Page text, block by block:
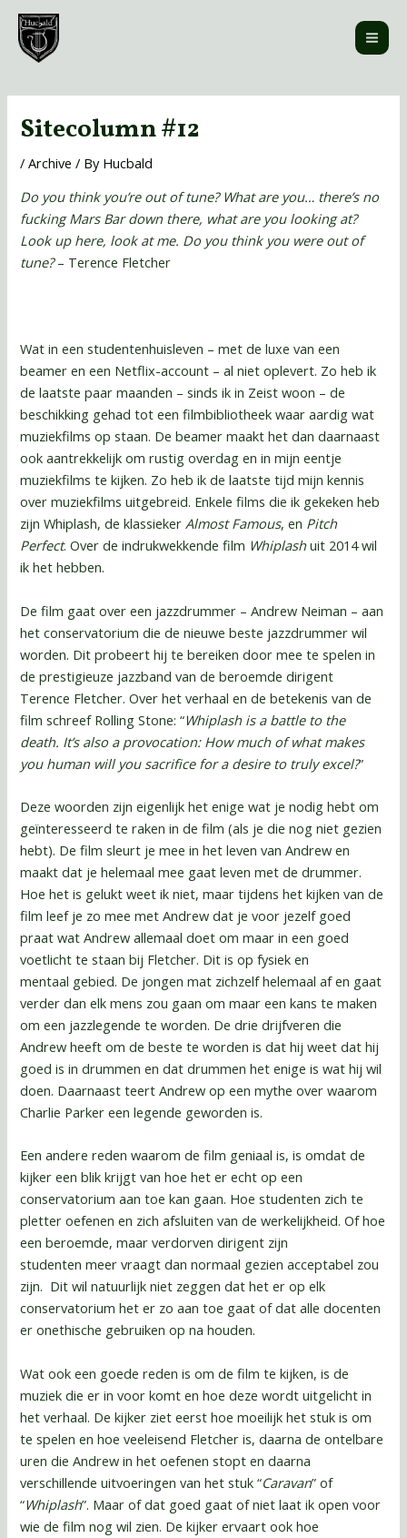
Skip
content
Sitecolumn #12
/Archive / By Hucbald
Do you think you’re out of tune? What are you… there’s no
fucking Mars Bar down there, what are you looking at?
Look up here, look at me. Do you think you were out of
tune?– Terence Fletcher
Wat in een studentenhuisleven – met de luxe van een
beamer en een Netflix-account – al niet oplevert. Zo heb ik
de laatste paar maanden – sinds ik in Zeist woon – de
beschikking gehad tot een filmbibliotheek waar aardig wat
muziekfilms op staan. De beamer maakt het dan daarnaast
ook aantrekkelijk om rustig overdag en in mijn eentje
muziekfilms te kijken. Zo heb ik de laatste tijd mijn kennis
over muziekfilms uitgebreid. Enkele films die ik gekeken heb
zijn Whiplash, de klassiekerAlmost Famous, en Pitch
Perfect. Over de indrukwekkende film Whiplashuit 2014 wil
ik het hebben.
De film gaat over een jazzdrummer – Andrew Neiman – aan
het conservatorium die de nieuwe beste jazzdrummer wil
worden. Dit probeert hij te bereiken door mee te spelen in
de prestigieuze jazzband van de beroemde dirigent
Terence Fletcher. Over het verhaal en de betekenis van de
film schreef Rolling Stone: “Whiplash is a battle to the
death. It’s also a provocation: How much of what makes
you human will you sacrifice for a desire to truly excel?”
Deze woorden zijn eigenlijk het enige wat je nodig hebt om
geïnteresseerd te raken in de film (als je die nog niet gezien
hebt). De film sleurt je mee in het leven van Andrew en
maakt dat je helemaal mee gaat leven met de drummer.
Hoe het is gelukt weet ik niet, maar tijdens het kijken van de
film leef je zo mee met Andrew dat je voor jezelf goed
praat wat Andrew allemaal doet om maar in een goed
voetlicht te staan bij Fletcher. Dit is op fysiek en
mentaal gebied. De jongen mat zichzelf helemaal af en gaat
verder dan elk mens zou gaan om maar een kans te maken
om een jazzlegende te worden. De drie drijfveren die
Andrew heeft om de beste te worden is dat hij weet dat hij
goed is in drummen en dat drummen het enige is wat hij wil
doen. Daarnaast teert Andrew op een mythe over waarom
Charlie Parker een legende geworden is.
Een andere reden waarom de film geniaal is, is omdat de
kijker een blik krijgt van hoe het er echt op een
conservatorium aan toe kan gaan. Hoe studenten zich te
pletter oefenen en zich afsluiten van de werkelijkheid. Of hoe
een beroemde, maar verdorven dirigent zijn
studenten meer vraagt dan normaal gezien acceptabel zou
zijn. Dit wil natuurlijk niet zeggen dat het er op elk
conservatorium het er zo aan toe gaat of dat alle docenten
er onethische gebruiken op na houden.
Wat ook een goede reden is om de film te kijken, is de
muziek die er in voor komt en hoe deze wordt uitgelicht in
het verhaal. De kijker ziet eerst hoe moeilijk het stuk is om
te spelen en hoe veeleisend Fletcher is, daarna de ontelbare
uren die Andrew in het oefenen stopt en daarna
verschillende uitvoeringen van het stuk “Caravan” of
“Whiplash”. Maar of dat goed gaat of niet laat ik open voor
wie de film nog wil zien. De kijker ervaart ook hoe